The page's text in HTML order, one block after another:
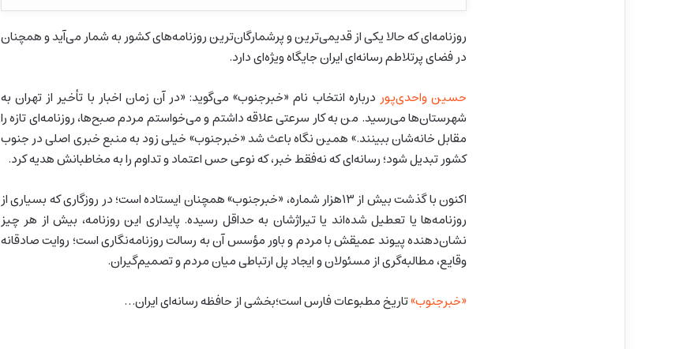
روزنامه‌ای که حالا یکی از قدیمی‌ترین و پرشمارگان‌ترین روزنامه‌های کشور به شمار می‌آید و همچنان
در فضای پرتلاطم رسانه‌ای ایران جایگاه ویژه‌ای دارد.
حسین واحدی‌پور درباره انتخاب نام «خبرجنوب» می‌گوید: «در آن زمان اخبار با تأخیر از تهران به
شهرستان‌ها می‌رسید. من به کار سرعتی علاقه داشتم و می‌خواستم مردم صبح‌ها، روزنامه‌ای تازه را
مقابل خانه‌شان ببینند.» همین نگاه باعث شد «خبرجنوب» خیلی زود به منبع خبری اصلی در جنوب
کشور تبدیل شود؛ رسانه‌ای که نه‌فقط خبر، که نوعی حس اعتماد و تداوم را به مخاطبانش هدیه کرد.
اکنون با گذشت بیش از ۱۳هزار شماره، «خبرجنوب» همچنان ایستاده است؛ در روزگاری که بسیاری از
روزنامه‌ها یا تعطیل شده‌اند یا تیراژشان به حداقل رسیده. پایداری این روزنامه، بیش از هر چیز
نشان‌دهنده پیوند عمیقش با مردم و باور مؤسس آن به رسالت روزنامه‌نگاری است؛ روایت صادقانه
وقایع، مطالبه‌گری از مسئولان و ایجاد پل ارتباطی میان مردم و تصمیم‌گیران.
«خبرجنوب»تاریخ مطبوعات فارس است؛بخشی از حافظه رسانه‌ای ایران…